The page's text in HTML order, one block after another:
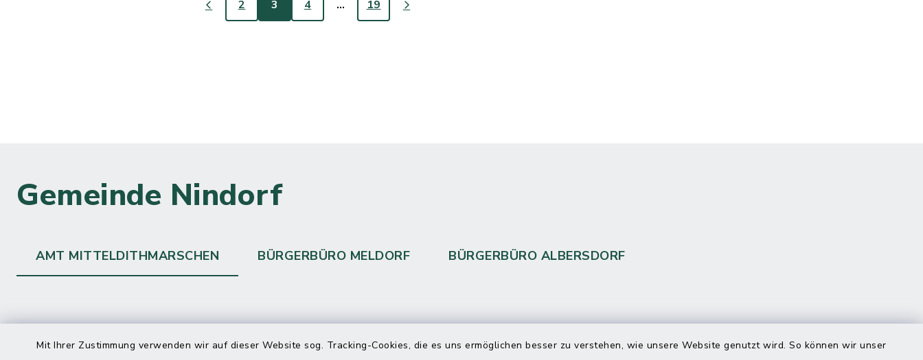
Mit Ihrer Zustimmung verwenden wir auf dieser Website sog. Tracking-Cookies, die es uns ermöglichen besser zu verstehen, wie unsere Website genutzt wird. So können wir unser
2 3 4 … 19
Gemeinde Nindorf
AMT MITTELDITHMARSCHEN BÜRGERBÜRO MELDORF BÜRGERBÜRO ALBERSDORF
Kontakt
direkte telefonische Erreichbarkeit per